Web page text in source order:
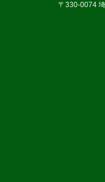
〒330-0074